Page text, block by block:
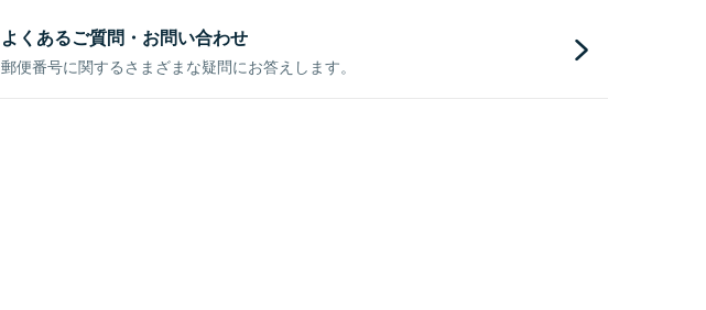
よくあるご質問・お問い合わせ
郵便番号に関するさまざまな疑問にお答えします。